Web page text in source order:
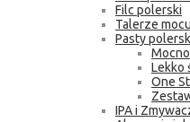
Filc polerski
Talerze
Pasty
Lekko
One
IPA i